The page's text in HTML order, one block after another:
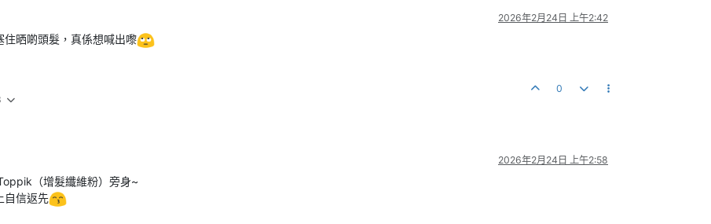
2026年2月24日 上午2:42
晒啲頭髮，真係想喊出嚟
0
2026年2月24日 上午2:58
（增髮纖維粉）旁身~
自信返先